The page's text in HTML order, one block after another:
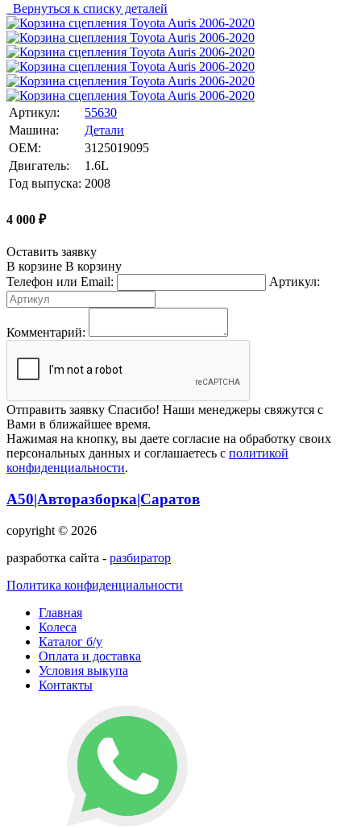
Вернуться к списку деталей
Артикул:
55630
Машина:
Детали
OEM:
3125019095
Двигатель:
1.6L
Год выпуска: 2008
4 000 ₽
Оставить заявку
В корзине В корзину
Телефон или Email:
Артикул:
Комментарий:
Отправить заявку Спасибо! Наши менеджеры свяжутся с
Вами в ближайшее время.
Нажимая на кнопку, вы даете согласие на обработку своих
персональных данных и соглашаетесь с политикой
конфиденциальности.
А50|Авторазборка|Саратов
copyright © 2026
разработка сайта - разбиратор
Политика конфиденциальности
Главная
Колеса
Каталог б/у
Оплата и доставка
Условия выкупа
Контакты